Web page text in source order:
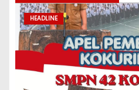
HEADLINE